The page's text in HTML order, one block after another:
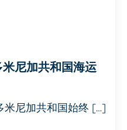
尼加共和国海运
米尼加共和国始终 […]